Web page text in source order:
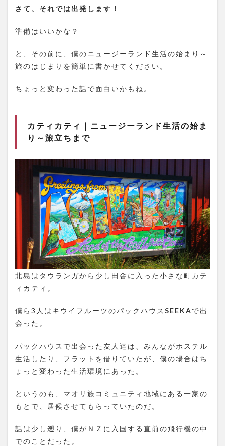
さて、それでは出発します！
準備はいいかな？
と、その前に、僕のニュージーランド生活の始まり～
旅のはじまりを簡単に書かせてください。
ちょっと変わった話で面白いかもね。
カティカティ｜ニュージーランド生活の始ま
り～旅立ちまで
北島はタウランガから少し田舎に入った小さな町カテ
ィカティ。
僕ら3人はキウイフルーツのパックハウス SEEKAで出
会った。
パックハウスで出会った友人達は、みんながホステル
生活したり、フラットを借りていたが、僕の場合はち
ょっと変わった生活環境にあった。
というのも、マオリ族コミュニティ地域にある一家の
もとで、居候させてもらっていたのだ。
話は少し遡り、僕がＮＺに入国する直前の飛行機の中
でのことだった。